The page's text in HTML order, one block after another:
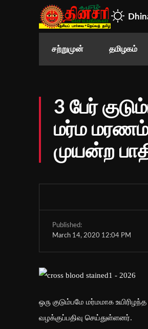
சற்றுமுன் தமிழகம்
3 பேர்
மர்ம
முயன்ற
Published:
March 14, 2020 12:04 PM
ஒரு குடும்பமே மர்மமாக
வழக்குப்பதிவு செய்துள்ளனர்.